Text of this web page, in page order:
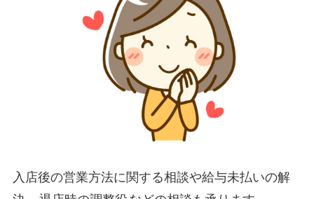
入店後の営業方法に関する相談や給与未払いの解